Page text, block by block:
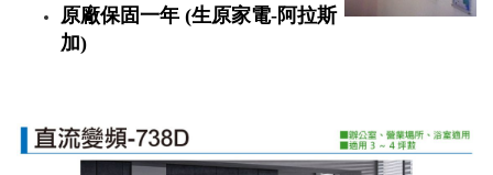
原廠保固一年 (生原家電-阿拉斯
加)